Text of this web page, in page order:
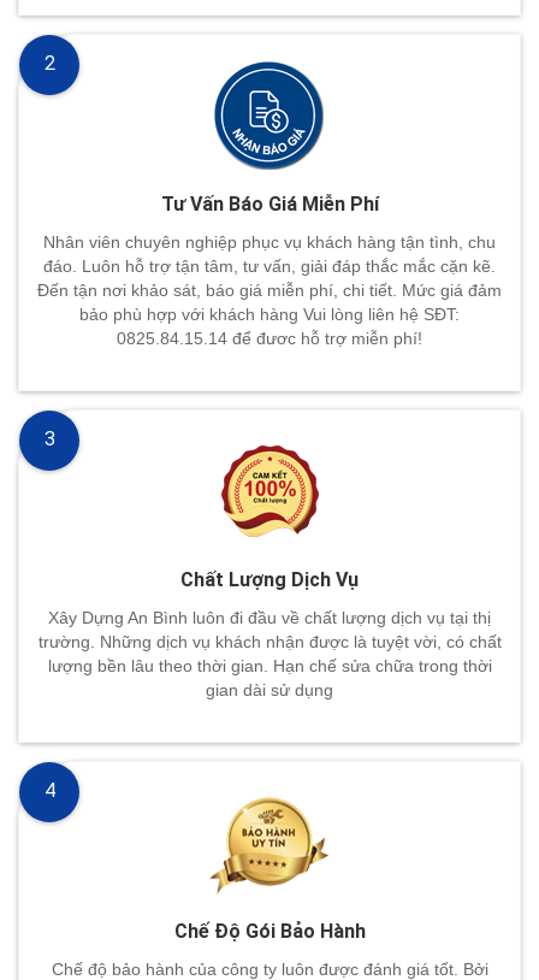
Tư Vấn Báo Giá Miễn Phí
Nhân viên chuyên nghiệp phục vụ khách hàng tận tình, chu
đáo. Luôn hỗ trợ tận tâm, tư vấn, giải đáp thắc mắc cặn kẽ.
Đến tận nơi khảo sát, báo giá miễn phí, chi tiết. Mức giá đảm
bảo phù hợp với khách hàng Vui lòng liên hệ SĐT:
0825.84.15.14 để đươc hỗ trợ miễn phí!
2
Chất Lượng Dịch Vụ
Xây Dựng An Bình luôn đi đầu về chất lượng dịch vụ tại thị
trường. Những dịch vụ khách nhận được là tuyệt vời, có chất
lượng bền lâu theo thời gian. Hạn chế sửa chữa trong thời
gian dài sử dụng
3
Chế Độ Gói Bảo Hành
Chế độ bảo hành của công ty luôn được đánh giá tốt. Bởi
4